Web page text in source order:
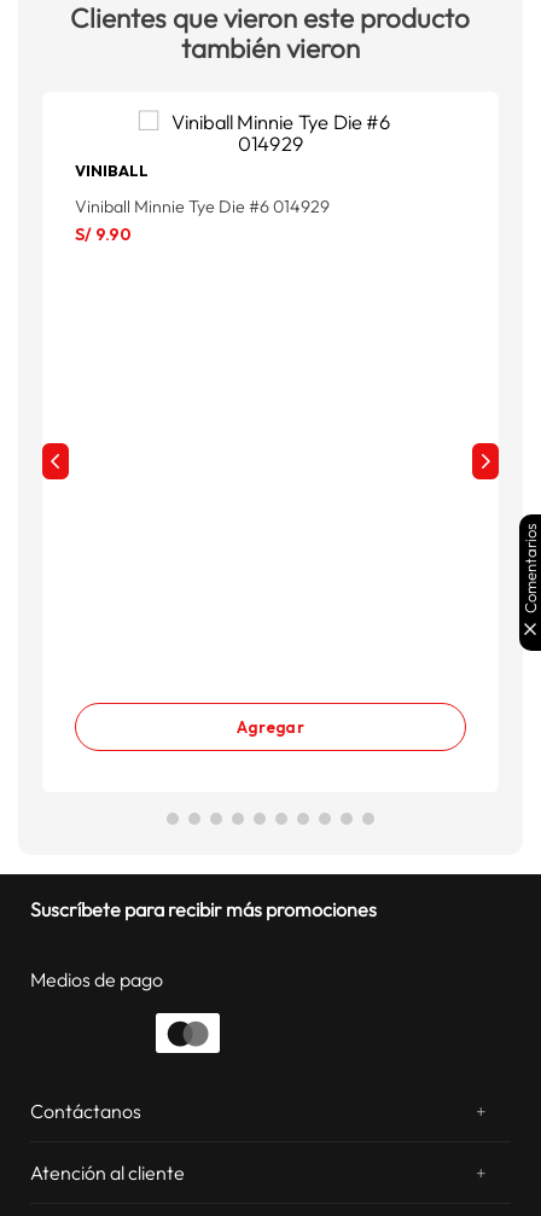
Clientes que vieron este producto
también vieron
VINIBALL
Viniball Minnie Tye Die #6 014929
S/ 9.90
Agregar
Suscríbete para recibir más promociones
Medios de pago
Contáctanos +
Atención al cliente
+
Comentarios